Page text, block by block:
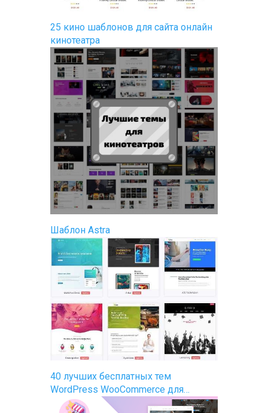
25 кино шаблонов для сайта онлайн
кинотеатра
Шаблон Astra
40 лучших бесплатных тем
WordPress WooCommerce для…